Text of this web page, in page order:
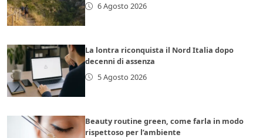
6 Agosto 2026
La lontra riconquista il Nord Italia dopo
decenni di assenza
5 Agosto 2026
Beauty routine green, come farla in modo
rispettoso per l’ambiente